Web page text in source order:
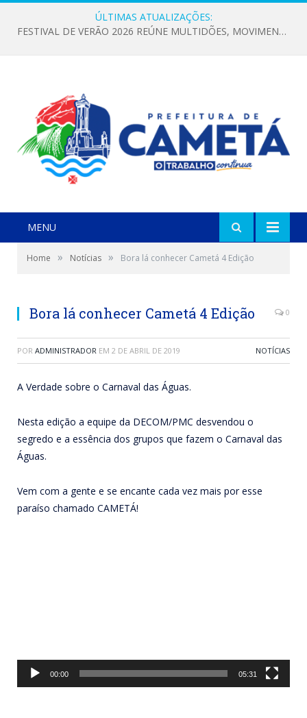
ÚLTIMAS ATUALIZAÇÕES:
FESTIVAL DE VERÃO 2026 REÚNE MULTIDÕES, MOVIMENTA A ECONOMIA E FORTALECE A CULTURA LOCAL
MENU
Home » Notícias » Bora lá conhecer Cametá 4 Edição
Bora lá conhecer Cametá 4 Edição 0
POR ADMINISTRADOR EM 2 DE ABRIL DE 2019 NOTÍCIAS
A Verdade sobre o Carnaval das Águas.
Nesta edição a equipe da DECOM/PMC desvendou o
segredo e a essência dos grupos que fazem o Carnaval das
Águas.
Vem com a gente e se encante cada vez mais por esse
paraíso chamado CAMETÁ!
00:00 05:31